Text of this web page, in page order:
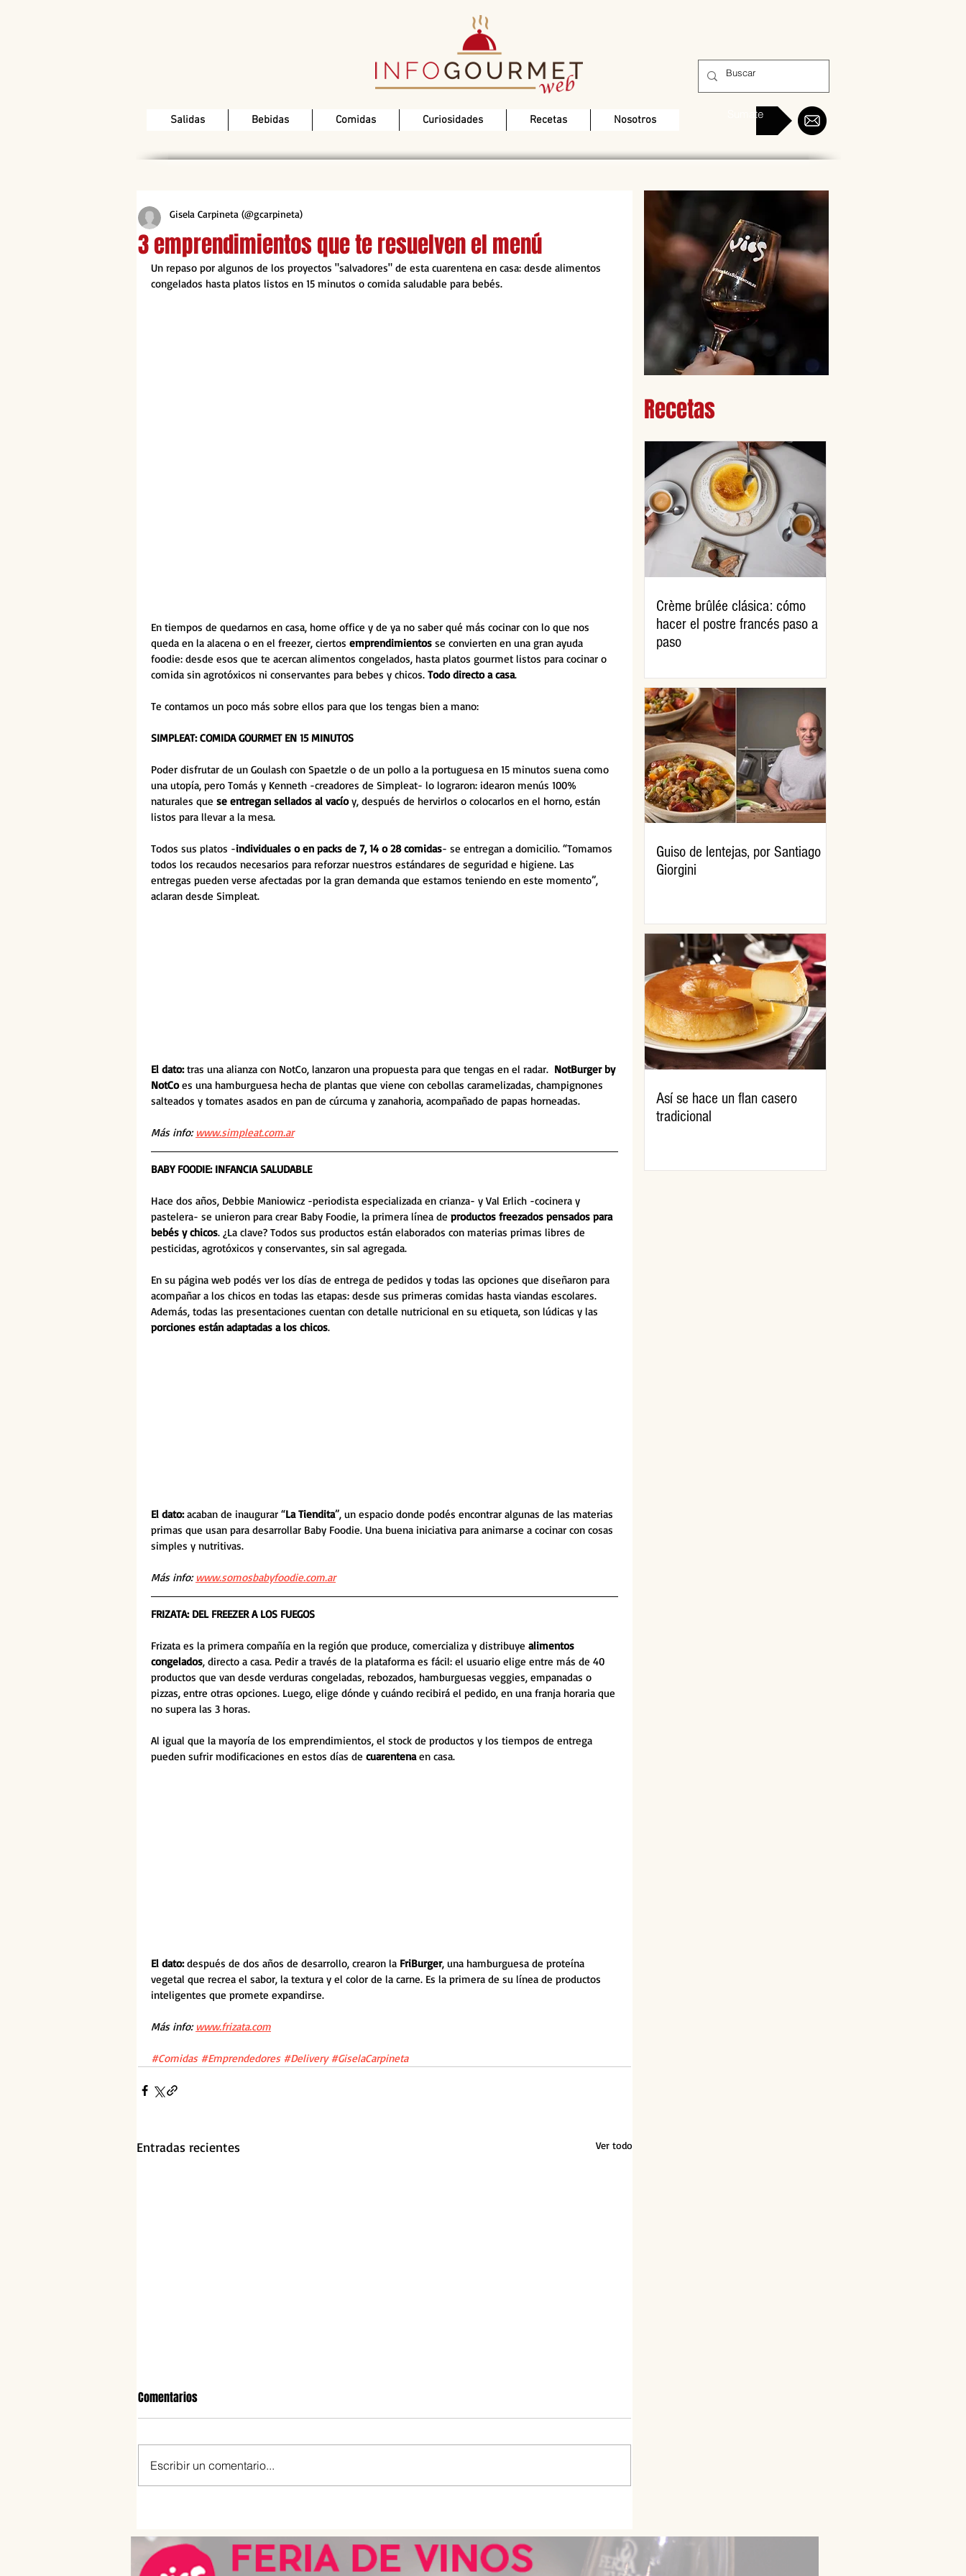
Salidas Bebidas Comidas Curiosidades Recetas Nosotros Sumate
3 emprendimientos que te resuelven el menú
Gisela Carpineta (@gcarpineta)
Un repaso por algunos de los proyectos "salvadores" de esta cuarentena en casa: desde alimentos
congelados hasta platos listos en 15 minutos o comida saludable para bebés.
En tiempos de quedarnos en casa, home office y de ya no saber qué más cocinar con lo que nos
queda en la alacena o en el freezer, ciertos emprendimientos se convierten en una gran ayuda
foodie: desde esos que te acercan alimentos congelados, hasta platos gourmet listos para cocinar o
comida sin agrotóxicos ni conservantes para bebes y chicos. Todo directo a casa.
Te contamos un poco más sobre ellos para que los tengas bien a mano:
SIMPLEAT: COMIDA GOURMET EN 15 MINUTOS
Poder disfrutar de un Goulash con Spaetzle o de un pollo a la portuguesa en 15 minutos suena como
una utopía, pero Tomás y Kenneth -creadores de Simpleat- lo lograron: idearon menús 100%
naturales que se entregan sellados al vacío y, después de hervirlos o colocarlos en el horno, están
listos para llevar a la mesa.
Todos sus platos -individuales o en packs de 7, 14 o 28 comidas- se entregan a domicilio. “Tomamos
todos los recaudos necesarios para reforzar nuestros estándares de seguridad e higiene. Las
entregas pueden verse afectadas por la gran demanda que estamos teniendo en este momento”,
aclaran desde Simpleat.
El dato: tras una alianza con NotCo, lanzaron una propuesta para que tengas en el radar. NotBurger by
NotCo es una hamburguesa hecha de plantas que viene con cebollas caramelizadas, champignones
salteados y tomates asados en pan de cúrcuma y zanahoria, acompañado de papas horneadas.
Más info: www.simpleat.com.ar
BABY FOODIE: INFANCIA SALUDABLE
Hace dos años, Debbie Maniowicz -periodista especializada en crianza- y Val Erlich -cocinera y
pastelera- se unieron para crear Baby Foodie, la primera línea de productos freezados pensados para
bebés y chicos. ¿La clave? Todos sus productos están elaborados con materias primas libres de
pesticidas, agrotóxicos y conservantes, sin sal agregada.
En su página web podés ver los días de entrega de pedidos y todas las opciones que diseñaron para
acompañar a los chicos en todas las etapas: desde sus primeras comidas hasta viandas escolares.
Además, todas las presentaciones cuentan con detalle nutricional en su etiqueta, son lúdicas y las
porciones están adaptadas a los chicos.
El dato: acaban de inaugurar “La Tiendita”, un espacio donde podés encontrar algunas de las materias
primas que usan para desarrollar Baby Foodie. Una buena iniciativa para animarse a cocinar con cosas
simples y nutritivas.
Más info: www.somosbabyfoodie.com.ar
FRIZATA: DEL FREEZER A LOS FUEGOS
Frizata es la primera compañía en la región que produce, comercializa y distribuye alimentos
congelados, directo a casa. Pedir a través de la plataforma es fácil: el usuario elige entre más de 40
productos que van desde verduras congeladas, rebozados, hamburguesas veggies, empanadas o
pizzas, entre otras opciones. Luego, elige dónde y cuándo recibirá el pedido, en una franja horaria que
no supera las 3 horas.
Al igual que la mayoría de los emprendimientos, el stock de productos y los tiempos de entrega
pueden sufrir modificaciones en estos días de cuarentena en casa.
El dato: después de dos años de desarrollo, crearon la FriBurger, una hamburguesa de proteína
vegetal que recrea el sabor, la textura y el color de la carne. Es la primera de su línea de productos
inteligentes que promete expandirse.
Más info: www.frizata.com
#Comidas #Emprendedores #Delivery #GiselaCarpineta
Entradas recientes Ver todo
buena picada
Argentina: cómo participar de
S.Pellegrino Young Chef Academy
Comentarios
Escribir un comentario...
Recetas
Crème brûlée clásica: cómo
hacer el postre francés paso a
paso
Guiso de lentejas, por Santiago
Giorgini
Así se hace un flan casero
tradicional